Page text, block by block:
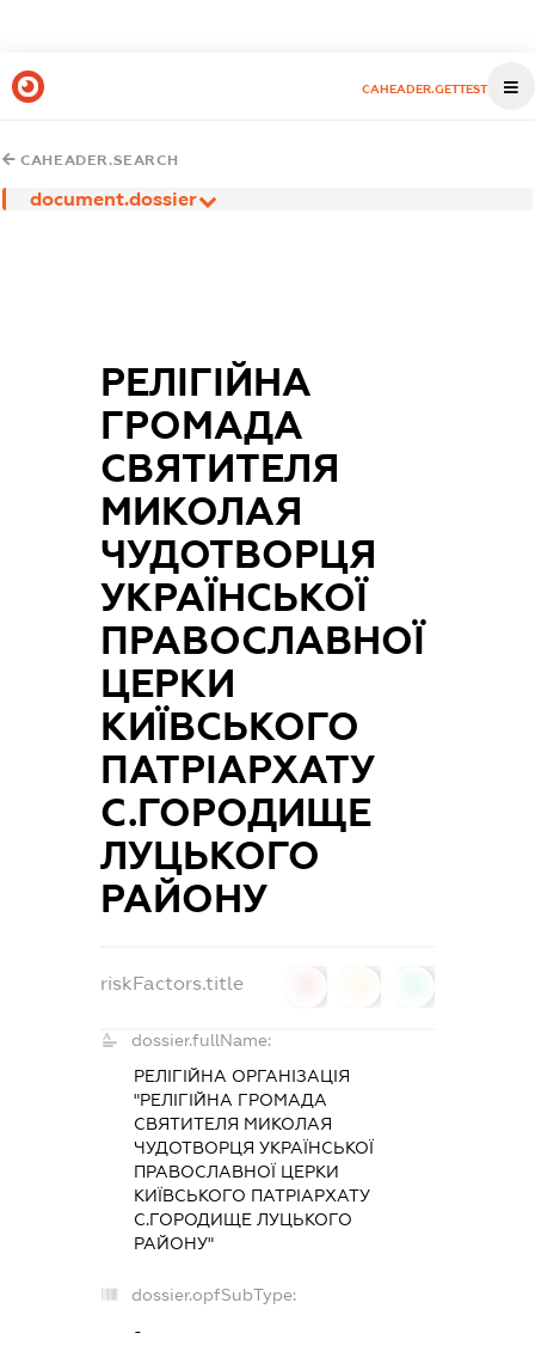
CAHEADER.GETTEST
CAHEADER.SEARCH
document.dossier
РЕЛІГІЙНА
ГРОМАДА
СВЯТИТЕЛЯ
МИКОЛАЯ
ЧУДОТВОРЦЯ
УКРАЇНСЬКОЇ
ПРАВОСЛАВНОЇ
ЦЕРКИ
КИЇВСЬКОГО
ПАТРІАРХАТУ
С.ГОРОДИЩЕ
ЛУЦЬКОГО
РАЙОНУ
riskFactors.title
dossier.fullName:
РЕЛІГІЙНА ОРГАНІЗАЦІЯ
"РЕЛІГІЙНА ГРОМАДА
СВЯТИТЕЛЯ МИКОЛАЯ
ЧУДОТВОРЦЯ УКРАЇНСЬКОЇ
ПРАВОСЛАВНОЇ ЦЕРКИ
КИЇВСЬКОГО ПАТРІАРХАТУ
С.ГОРОДИЩЕ ЛУЦЬКОГО
РАЙОНУ"
dossier.opfSubType:
-